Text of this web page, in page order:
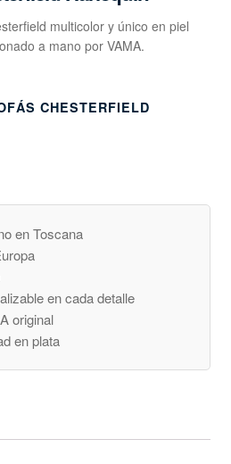
multicolor y único en piel
a mano por VAMA.
CHESTERFIELD
en Toscana
en cada detalle
original
en plata